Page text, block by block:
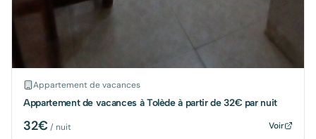
Appartement de vacances
Appartement de vacances à Tolède à partir de 32€ par nuit
32€/ nuit Voir